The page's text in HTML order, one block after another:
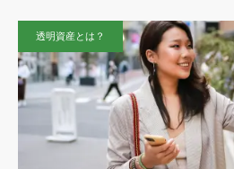
透明資産とは？